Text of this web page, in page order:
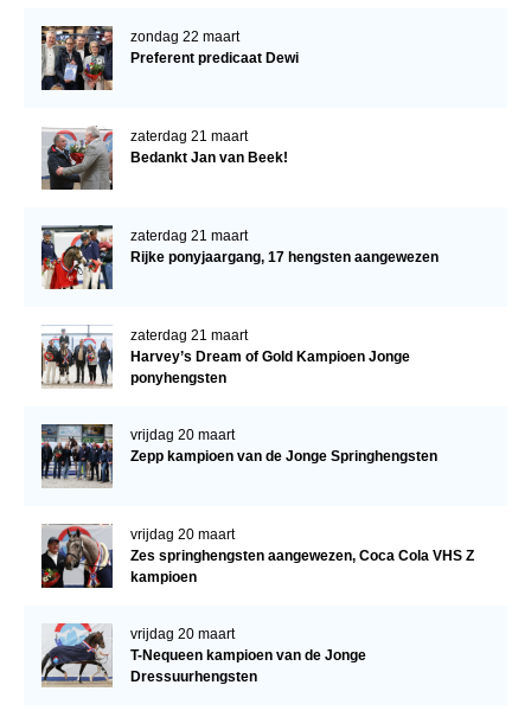
zondag 22 maart
Preferent predicaat Dewi
zaterdag 21 maart
Bedankt Jan van Beek!
zaterdag 21 maart
Rijke ponyjaargang, 17 hengsten aangewezen
zaterdag 21 maart
Harvey’s Dream of Gold Kampioen Jonge
ponyhengsten
vrijdag 20 maart
Zepp kampioen van de Jonge Springhengsten
vrijdag 20 maart
Zes springhengsten aangewezen, Coca Cola VHS Z
kampioen
vrijdag 20 maart
T-Nequeen kampioen van de Jonge
Dressuurhengsten